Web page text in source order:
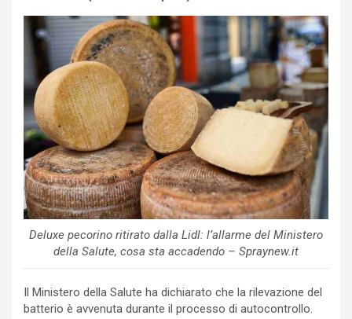
Deluxe pecorino ritirato dalla Lidl: l’allarme del Ministero
della Salute, cosa sta accadendo – Spraynew.it
Il Ministero della Salute ha dichiarato che la rilevazione del
batterio è avvenuta durante il processo di autocontrollo.